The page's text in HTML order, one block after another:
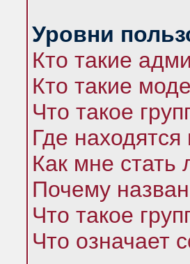
Уровни
Кто такие
Кто такие
Что такое
Где
Как мне стать
Почему
Что такое
Что означает